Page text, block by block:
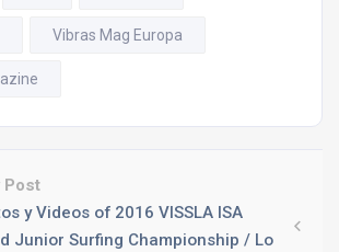
Vibras Mag Europa
Post
y Videos of 2016 VISSLA ISA
Junior Surfing Championship / Lo